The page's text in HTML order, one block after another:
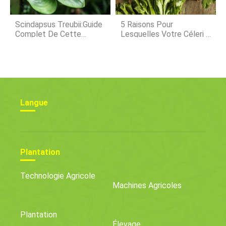
Scindapsus Treubii:Guide
Complet De Cette
5 Raisons Pour
Lesquelles Votre Céleri A
Langue
Plantation
Technologie Agricole
Machines Agricoles
Plantation
Élevage